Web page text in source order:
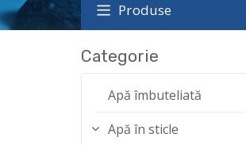
Produse
Categorie
Apă îmbuteliată
Apă în sticle